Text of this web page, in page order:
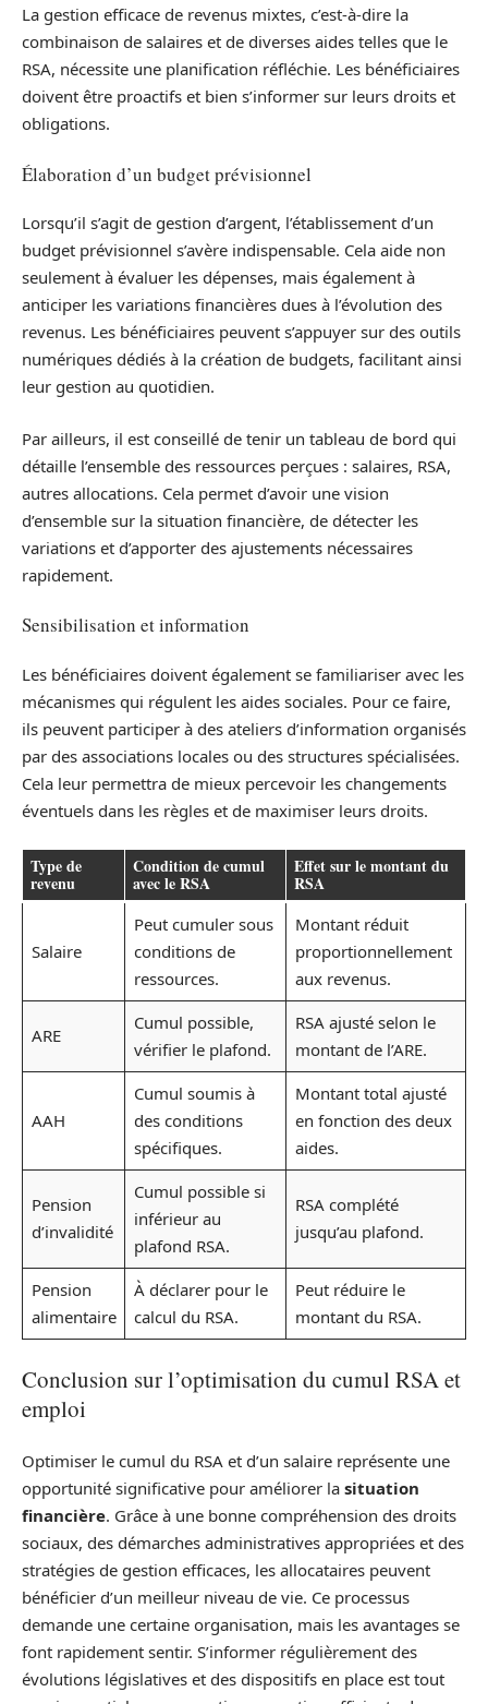
La gestion efficace de revenus mixtes, c’est-à-dire la
combinaison de salaires et de diverses aides telles que le
RSA, nécessite une planification réfléchie. Les bénéficiaires
doivent être proactifs et bien s’informer sur leurs droits et
obligations.
Élaboration d’un budget prévisionnel
Lorsqu’il s’agit de gestion d’argent, l’établissement d’un
budget prévisionnel s’avère indispensable. Cela aide non
seulement à évaluer les dépenses, mais également à
anticiper les variations financières dues à l’évolution des
revenus. Les bénéficiaires peuvent s’appuyer sur des outils
numériques dédiés à la création de budgets, facilitant ainsi
leur gestion au quotidien.
Par ailleurs, il est conseillé de tenir un tableau de bord qui
détaille l’ensemble des ressources perçues : salaires, RSA,
autres allocations. Cela permet d’avoir une vision
d’ensemble sur la situation financière, de détecter les
variations et d’apporter des ajustements nécessaires
rapidement.
Sensibilisation et information
Les bénéficiaires doivent également se familiariser avec les
mécanismes qui régulent les aides sociales. Pour ce faire,
ils peuvent participer à des ateliers d’information organisés
par des associations locales ou des structures spécialisées.
Cela leur permettra de mieux percevoir les changements
éventuels dans les règles et de maximiser leurs droits.
Type de
revenu
Condition de cumul
avec le RSA
Effet sur le montant du
RSA
Salaire
Peut cumuler sous
conditions de
ressources.
Montant réduit
proportionnellement
aux revenus.
ARE
Cumul possible,
vérifier le plafond.
RSA ajusté selon le
montant de l’ARE.
AAH
Cumul soumis à
des conditions
spécifiques.
Montant total ajusté
en fonction des deux
aides.
Pension
d’invalidité
Cumul possible si
inférieur au
plafond RSA.
RSA complété
jusqu’au plafond.
Pension
alimentaire
À déclarer pour le
calcul du RSA.
Peut réduire le
montant du RSA.
Conclusion sur l’optimisation du cumul RSA et
emploi
Optimiser le cumul du RSA et d’un salaire représente une
opportunité significative pour améliorer la situation
financière. Grâce à une bonne compréhension des droits
sociaux, des démarches administratives appropriées et des
stratégies de gestion efficaces, les allocataires peuvent
bénéficier d’un meilleur niveau de vie. Ce processus
demande une certaine organisation, mais les avantages se
font rapidement sentir. S’informer régulièrement des
évolutions législatives et des dispositifs en place est tout